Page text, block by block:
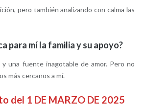
pero también analizando con calma las
para mí la familia y su apoyo?
una fuente inagotable de amor. Pero no
más cercanos a mí.
del 1 DE MARZO DE 2025